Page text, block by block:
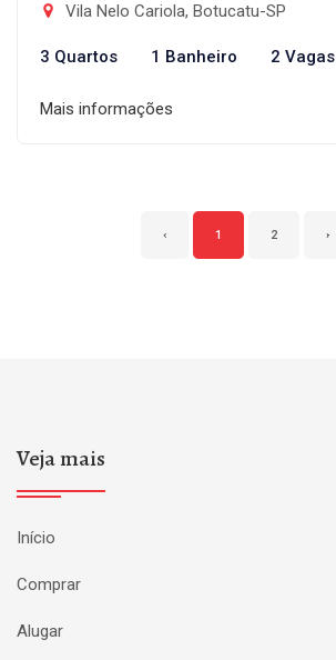
Vila Nelo Cariola, Botucatu-SP
3 Quartos 1 Banheiro 2 Vagas
Mais informações
‹ 1 2 ›
Veja mais
Início
Comprar
Alugar